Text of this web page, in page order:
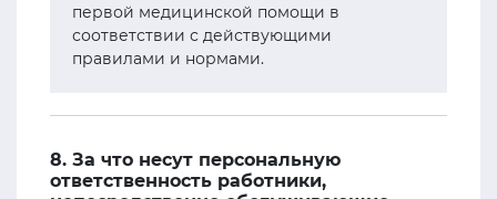
первой медицинской помощи в
соответствии с действующими
правилами и нормами.
8. За что несут персональную
ответственность работники,